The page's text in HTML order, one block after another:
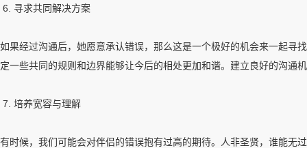
6. 寻求共同解决方案
如果经过沟通后，她愿意承认错误，那么这是一个极好的机会来一起寻
定一些共同的规则和边界能够让今后的相处更加和谐。建立良好的沟通
7. 培养宽容与理解
有时候，我们可能会对伴侣的错误抱有过高的期待。人非圣贤，谁能无